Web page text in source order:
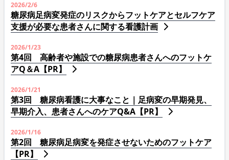
2026/2/6
糖尿病足病変発症のリスクからフットケアとセルフケア
支援が必要な患者さんに関する看護計画
2026/1/23
第4回 高齢者や施設での糖尿病患者さんへのフットケ
アQ＆A【PR】
2026/1/21
第3回 糖尿病看護に大事なこと｜足病変の早期発見、
早期介入、患者さんへのケアQ&A【PR】
2026/1/16
第2回 糖尿病足病変を発症させないためのフットケア
【PR】